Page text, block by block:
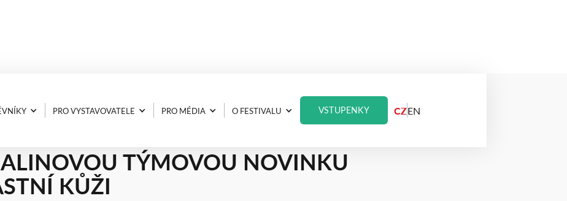
PRO VYSTAVOVATELE PRO MÉDIA O FESTIVALU VSTUPENKY CZEN
TÝMOVOU NOVINKU
KŮŽI